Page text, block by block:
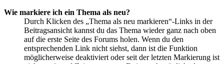
Wie markiere ich ein Thema als neu?
Durch Klicken des „Thema als neu markieren“-Links in der
Beitragsansicht kannst du das Thema wieder ganz nach oben
auf die erste Seite des Forums holen. Wenn du den
entsprechenden Link nicht siehst, dann ist die Funktion
möglicherweise deaktiviert oder seit der letzten Markierung ist